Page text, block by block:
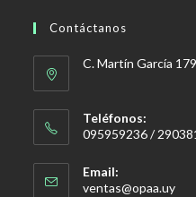
Contáctanos
C. Martín García
Teléfonos:
095959236 /
Email:
ventas@opaa.uySe